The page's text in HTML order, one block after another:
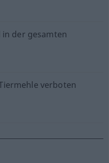
in der gesamten
verboten